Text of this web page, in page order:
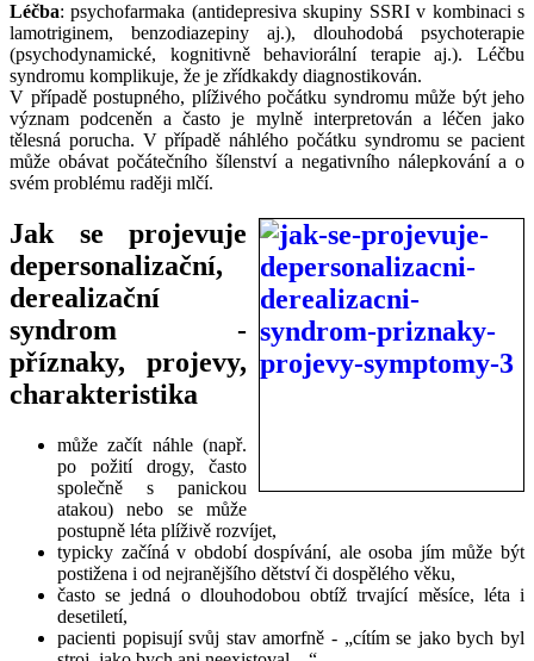
Léčba: psychofarmaka (antidepresiva skupiny SSRI v kombinaci s
lamotriginem, benzodiazepiny aj.), dlouhodobá psychoterapie
(psychodynamické, kognitivně behaviorální terapie aj.). Léčbu
syndromu komplikuje, že je zřídkakdy diagnostikován.
V případě postupného, plíživého počátku syndromu může být jeho
význam podceněn a často je mylně interpretován a léčen jako
tělesná porucha. V případě náhlého počátku syndromu se pacient
může obávat počátečního šílenství a negativního nálepkování a o
svém problému raději mlčí.
Jak se projevuje
depersonalizační,
derealizační
syndrom -
příznaky, projevy,
charakteristika
může začít náhle (např.
po požití drogy, často
společně s panickou
atakou) nebo se může
postupně léta plíživě rozvíjet,
typicky začíná v období dospívání, ale osoba jím může být
postižena i od nejranějšího dětství či dospělého věku,
často se jedná o dlouhodobou obtíž trvající měsíce, léta i
desetiletí,
pacienti popisují svůj stav amorfně - „cítím se jako bych byl